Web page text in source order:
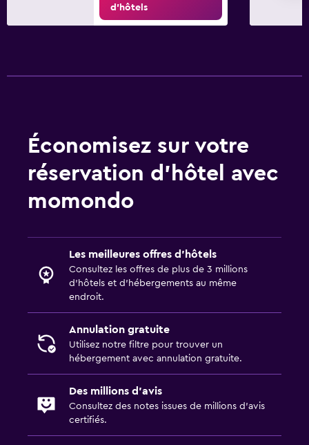
d’hôtels
Économisez sur votre
réservation d’hôtel avec
momondo
Les meilleures offres d’hôtels
Consultez les offres de plus de 3 millions
d’hôtels et d’hébergements au même
endroit.
Annulation gratuite
Utilisez notre filtre pour trouver un
hébergement avec annulation gratuite.
Des millions d’avis
Consultez des notes issues de millions d’avis
certifiés.